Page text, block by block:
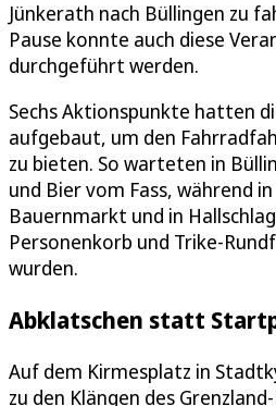
Jünkerath nach Büllingen zu
Pause konnte auch diese
durchgeführt werden.
Sechs Aktionspunkte hatten
aufgebaut, um den
zu bieten. So warteten in
und Bier vom Fass, während
Bauernmarkt und in
Personenkorb und Trike-
wurden.
Abklatschen statt
Auf dem Kirmesplatz in
zu den Klängen des